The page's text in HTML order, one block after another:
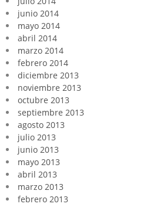
junio 2014
mayo 2014
abril 2014
marzo 2014
febrero 2014
diciembre 2013
noviembre 2013
octubre 2013
septiembre 2013
agosto 2013
julio 2013
junio 2013
mayo 2013
abril 2013
marzo 2013
febrero 2013